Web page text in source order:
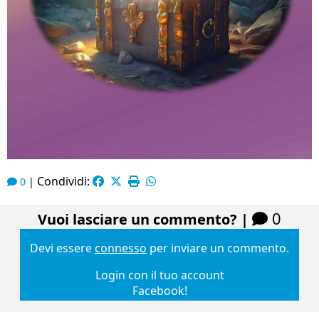
0 | Condividi:
Vuoi lasciare un commento? | 0
Devi essereconnesso per inviare un commento.
Login con il tuo account
Facebook!